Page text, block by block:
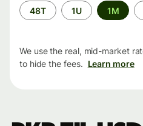
Time
period
48T 1U 1M
We use the real, mid-market
to hide the fees. Learn more